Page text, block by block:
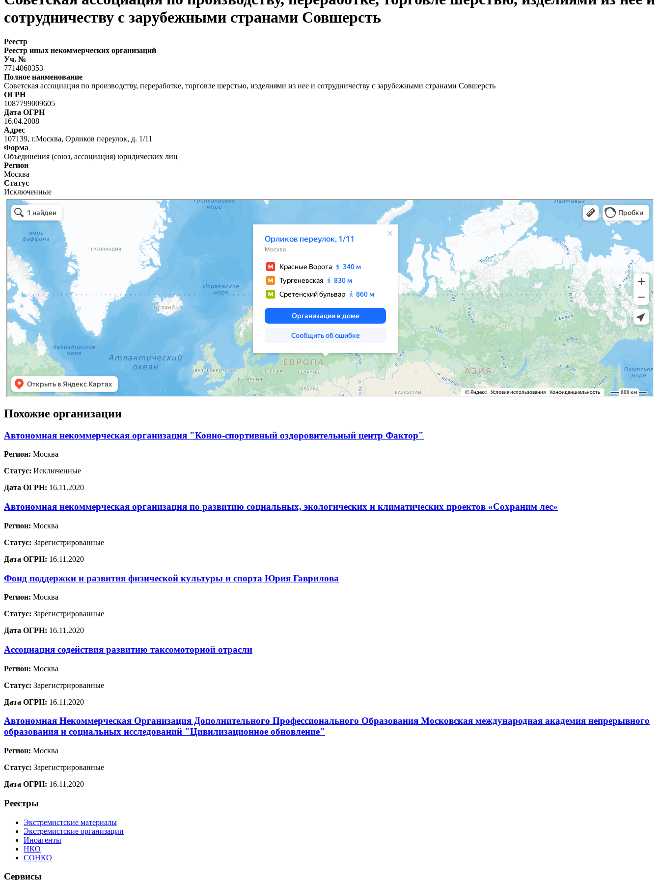
сотрудничеству с зарубежными странами Совшерсть
Реестр
Реестр иных некоммерческих организаций
Уч. №
7714060353
Полное наименование
Советская ассоциация по производству, переработке, торговле шерстью, изделиями из нее и сотрудничеству с зарубежными странами Совшерсть
ОГРН
1087799009605
Дата ОГРН
16.04.2008
Адрес
107139, г.Москва, Орликов переулок, д. 1/11
Форма
Объединения (союз, ассоциация) юридических лиц
Регион
Москва
Статус
Исключенные
Похожие организации
Автономная некоммерческая организация "Конно-спортивный оздоровительный центр Фактор"
Регион: Москва
Статус: Исключенные
Дата ОГРН: 16.11.2020
Автономная некоммерческая организация по развитию социальных, экологических и климатических проектов «Сохраним лес»
Регион: Москва
Статус: Зарегистрированные
Дата ОГРН: 16.11.2020
Фонд поддержки и развития физической культуры и спорта Юрия Гаврилова
Регион: Москва
Статус: Зарегистрированные
Дата ОГРН: 16.11.2020
Ассоциация содействия развитию таксомоторной отрасли
Регион: Москва
Статус: Зарегистрированные
Дата ОГРН: 16.11.2020
Автономная Некоммерческая Организация Дополнительного Профессионального Образования Московская международная академия непрерывного
образования и социальных исследований "Цивилизационное обновление"
Регион: Москва
Статус: Зарегистрированные
Дата ОГРН: 16.11.2020
Реестры
Экстремистские материалы
Экстремистские организации
Иноагенты
НКО
СОНКО
Сервисы